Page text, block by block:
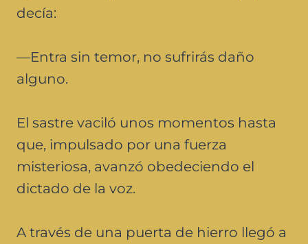
decía:
—Entra sin temor, no sufrirás daño
alguno.
El sastre vaciló unos momentos hasta
que, impulsado por una fuerza
misteriosa, avanzó obedeciendo el
dictado de la voz.
A través de una puerta de hierro llegó a